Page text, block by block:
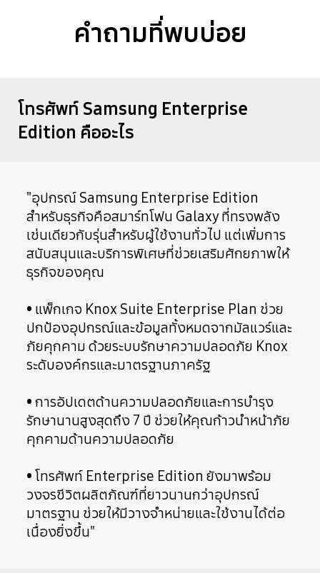
คำถามที่พบบ่อย
โทรศัพท์ Samsung Enterprise
Edition คืออะไร
"อุปกรณ์ Samsung Enterprise Edition
สำหรับธุรกิจคือสมาร์ทโฟน Galaxy ที่ทรงพลัง
เช่นเดียวกับรุ่นสำหรับผู้ใช้งานทั่วไป แต่เพิ่มการ
สนับสนุนและบริการพิเศษที่ช่วยเสริมศักยภาพให้
ธุรกิจของคุณ
• แพ็กเกจ Knox Suite Enterprise Plan ช่วย
ปกป้องอุปกรณ์และข้อมูลทั้งหมดจากมัลแวร์และ
ภัยคุกคาม ด้วยระบบรักษาความปลอดภัย Knox
ระดับองค์กรและมาตรฐานภาครัฐ
• การอัปเดตด้านความปลอดภัยและการบำรุง
รักษานานสูงสุดถึง 7 ปี ช่วยให้คุณก้าวนำหน้าภัย
คุกคามด้านความปลอดภัย
• โทรศัพท์ Enterprise Edition ยังมาพร้อม
วงจรชีวิตผลิตภัณฑ์ที่ยาวนานกว่าอุปกรณ์
มาตรฐาน ช่วยให้มีวางจำหน่ายและใช้งานได้ต่อ
เนื่องยิ่งขึ้น"